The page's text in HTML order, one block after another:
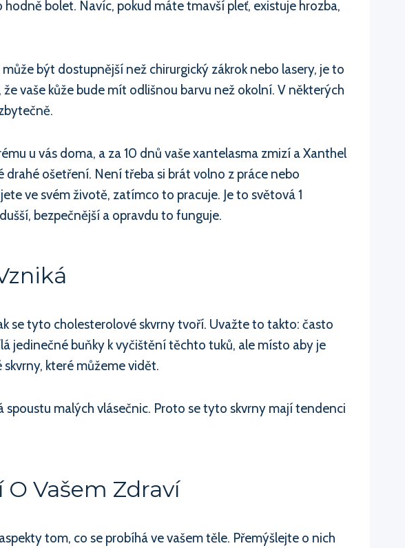
bolet. Navíc, pokud máte tmavší pleť, existuje hrozba,
být dostupnější než chirurgický zákrok nebo lasery, je to
vaše kůže bude mít odlišnou barvu než okolní. V některých
u vás doma, a za 10 dnů vaše xantelasma zmizí a Xanthel
ošetření. Není třeba si brát volno z práce nebo
ve svém životě, zatímco to pracuje. Je to světová 1
bezpečnější a opravdu to funguje.
se tyto cholesterolové skvrny tvoří. Uvažte to takto: často
jedinečné buňky k vyčištění těchto tuků, ale místo aby je
které můžeme vidět.
malých vlásečnic. Proto se tyto skvrny mají tendenci
Vašem Zdraví
tom, co se probíhá ve vašem těle. Přemýšlejte o nich